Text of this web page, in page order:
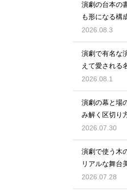
演劇の台本の
も形になる構
説
2026.08.3
演劇で有名な
えて愛される
2026.08.1
演劇の幕と場
み解く区切り
説
2026.07.30
演劇で使う木
リアルな舞台
2026.07.28